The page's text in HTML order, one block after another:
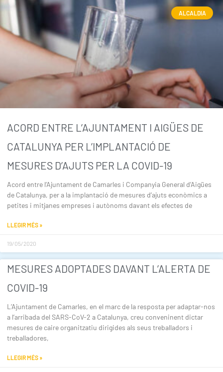
ALCALDIA
ACORD ENTRE L’AJUNTAMENT I AIGÜES DE
CATALUNYA PER L’IMPLANTACIÓ DE
MESURES D’AJUTS PER LA COVID-19
Acord entre l’Ajuntament de Camarles i Companyia General d’Aigües
de Catalunya, per a la implantació de mesures d’ajuts econòmics a
petites i mitjanes empreses i autònoms davant els efectes de
LLEGIR MÉS »
19/05/2020
MESURES ADOPTADES DAVANT L’ALERTA DE
COVID-19
L’Ajuntament de Camarles, en el marc de la resposta per adaptar-nos
a l’arribada del SARS-CoV-2 a Catalunya, creu conveninent dictar
mesures de caire organitzatiu dirigides als seus treballadors i
treballadores,
LLEGIR MÉS »